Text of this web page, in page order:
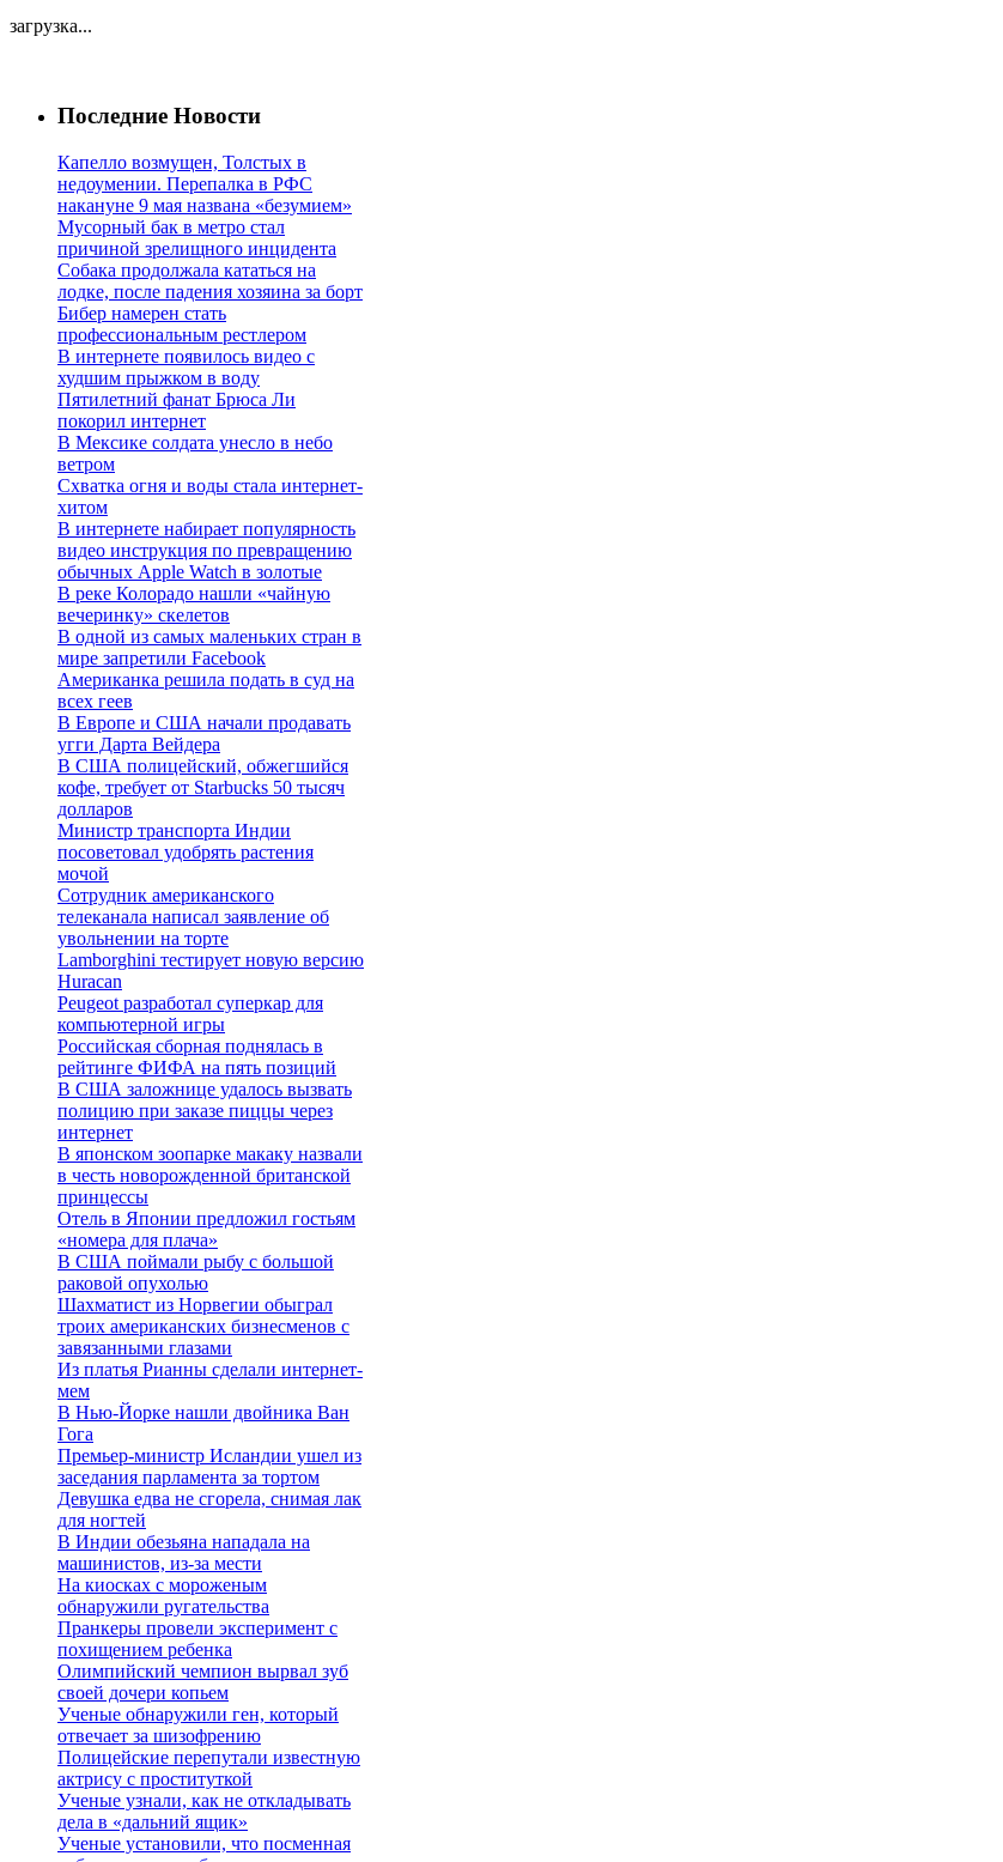
загрузка...
Последние Новости
Капелло возмущен, Толстых в
недоумении. Перепалка в РФС
накануне 9 мая названа «безумием»
Мусорный бак в метро стал
причиной зрелищного инцидента
Собака продолжала кататься на
лодке, после падения хозяина за борт
Бибер намерен стать
профессиональным рестлером
В интернете появилось видео с
худшим прыжком в воду
Пятилетний фанат Брюса Ли
покорил интернет
В Мексике солдата унесло в небо
ветром
Схватка огня и воды стала интернет-
хитом
В интернете набирает популярность
видео инструкция по превращению
обычных Apple Watch в золотые
В реке Колорадо нашли «чайную
вечеринку» скелетов
В одной из самых маленьких стран в
мире запретили Facebook
Американка решила подать в суд на
всех геев
В Европе и США начали продавать
угги Дарта Вейдера
В США полицейский, обжегшийся
кофе, требует от Starbucks 50 тысяч
долларов
Министр транспорта Индии
посоветовал удобрять растения
мочой
Сотрудник американского
телеканала написал заявление об
увольнении на торте
Lamborghini тестирует новую версию
Huracan
Peugeot разработал суперкар для
компьютерной игры
Российская сборная поднялась в
рейтинге ФИФА на пять позиций
В США заложнице удалось вызвать
полицию при заказе пиццы через
интернет
В японском зоопарке макаку назвали
в честь новорожденной британской
принцессы
Отель в Японии предложил гостьям
«номера для плача»
В США поймали рыбу с большой
раковой опухолью
Шахматист из Норвегии обыграл
троих американских бизнесменов с
завязанными глазами
Из платья Рианны сделали интернет-
мем
В Нью-Йорке нашли двойника Ван
Гога
Премьер-министр Исландии ушел из
заседания парламента за тортом
Девушка едва не сгорела, снимая лак
для ногтей
В Индии обезьяна нападала на
машинистов, из-за мести
На киосках с мороженым
обнаружили ругательства
Пранкеры провели эксперимент с
похищением ребенка
Олимпийский чемпион вырвал зуб
своей дочери копьем
Ученые обнаружили ген, который
отвечает за шизофрению
Полицейские перепутали известную
актрису с проституткой
Ученые узнали, как не откладывать
дела в «дальний ящик»
Ученые установили, что посменная